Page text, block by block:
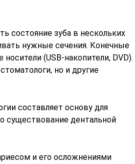
состояние зуба в нескольких
нужные сечения. Конечные
(USB-накопители, DVD).
но и другие
составляет основу для
существование дентальной
и его осложнениями